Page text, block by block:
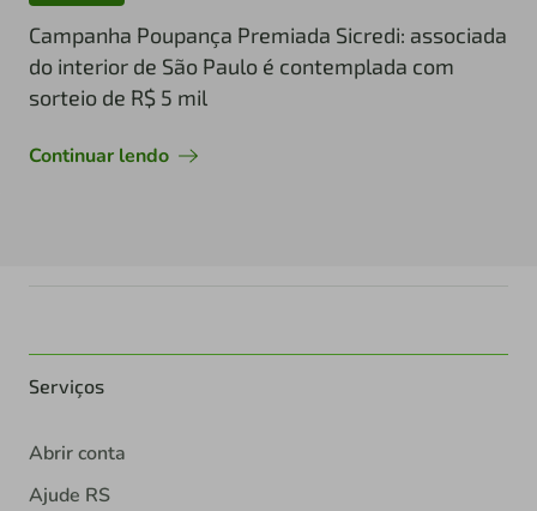
Campanha Poupança Premiada Sicredi: associada
do interior de São Paulo é contemplada com
sorteio de R$ 5 mil
Continuar lendo
Serviços
Abrir conta
Ajude RS